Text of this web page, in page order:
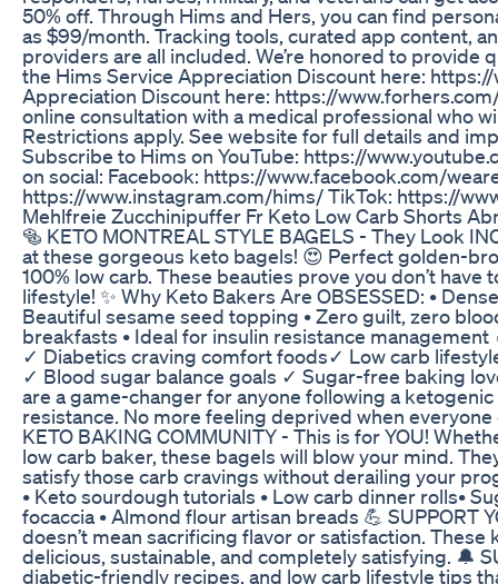
50% off. Through Hims and Hers, you can find
as $99/month. Tracking tools, curated app content,
providers are all included. We’re honored to
the Hims Service Appreciation Discount here:
Appreciation Discount here: https://
online consultation with a medical professional who
Restrictions apply. See website for full details and
Subscribe to Hims on YouTube: https://
on social: Facebook: https://www.facebook.com/
https://www.instagram.com/hims/ TikTok: https://
Mehlfreie Zucchinipuffer Fr Keto Low Carb Shorts
🥯 KETO MONTREAL STYLE BAGELS - They Look
at these gorgeous keto bagels! 😍 Perfect golden-
100% low carb. These beauties prove you don’t
lifestyle! ✨ Why Keto Bakers Are OBSESSED: •
Beautiful sesame seed topping • Zero guilt, zero
breakfasts • Ideal for insulin resistance
✓ Diabetics craving comfort foods✓ Low carb
✓ Blood sugar balance goals ✓ Sugar-free baking
are a game-changer for anyone following a
resistance. No more feeling deprived when
KETO BAKING COMMUNITY - This is for YOU!
low carb baker, these bagels will blow your mind.
satisfy those carb cravings without derailing your
• Keto sourdough tutorials • Low carb dinner rolls•
focaccia • Almond flour artisan breads 💪 SUPPORT
doesn’t mean sacrificing flavor or satisfaction.
delicious, sustainable, and completely satisfying. 🔔
diabetic-friendly recipes, and low carb lifestyle tips